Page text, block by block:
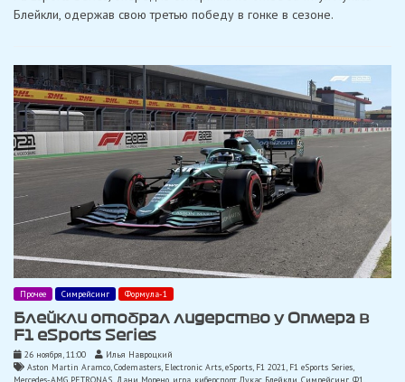
Блейкли, одержав свою третью победу в гонке в сезоне.
Прочее Симрейсинг Формула-1
Блейкли отобрал лидерство у Опмера в
F1 eSports Series
26 ноября, 11:00
Илья Навроцкий
Aston Martin Aramco Codemasters Electronic Arts eSports F1 2021 F1 eSports Series
Mercedes-AMG PETRONAS Дани Морено игра киберспорт, Лукас Блейкли Симрейсинг Ф1